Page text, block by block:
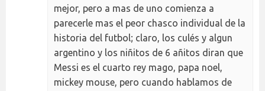
mejor, pero a mas de uno comienza a
parecerle mas el peor chasco individual de la
historia del futbol; claro, los culés y algun
argentino y los niñitos de 6 añitos diran que
Messi es el cuarto rey mago, papa noel,
mickey mouse, pero cuando hablamos de